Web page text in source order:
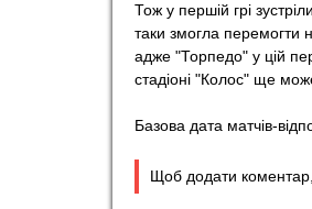
Тож у першій грі
таки змогла перемогти
адже "Торпедо" у цій
стадіоні "Колос" ще
Базова дата матчів-
Щоб додати коментар,